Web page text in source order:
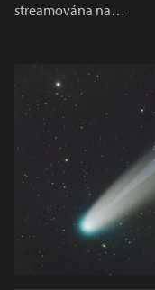
streamována na…